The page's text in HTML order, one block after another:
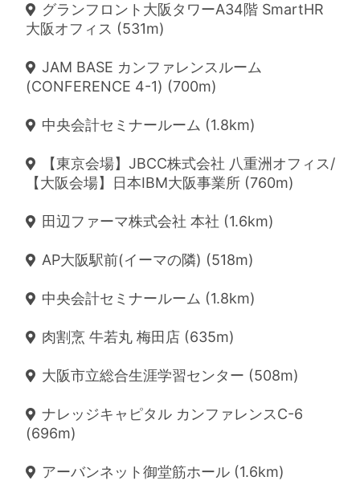
グランフロント大阪タワーA34階 SmartHR
大阪オフィス (531m)
JAM BASE カンファレンスルーム
(CONFERENCE 4-1) (700m)
中央会計セミナールーム (1.8km)
【東京会場】JBCC株式会社 八重洲オフィス/
【大阪会場】日本IBM大阪事業所 (760m)
田辺ファーマ株式会社 本社 (1.6km)
AP大阪駅前(イーマの隣) (518m)
中央会計セミナールーム (1.8km)
肉割烹 牛若丸 梅田店 (635m)
大阪市立総合生涯学習センター (508m)
ナレッジキャピタル カンファレンスC-6
(696m)
アーバンネット御堂筋ホール (1.6km)